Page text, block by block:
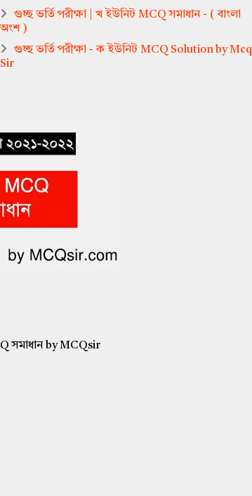
গুচ্ছ ভর্তি পরীক্ষা | খ ইউনিট MCQ সমাধান - ( বাংলা
অংশ )
গুচ্ছ ভর্তি পরীক্ষা - ক ইউনিট MCQ Solution by Mcq
Sir
সমাধান by MCQsir